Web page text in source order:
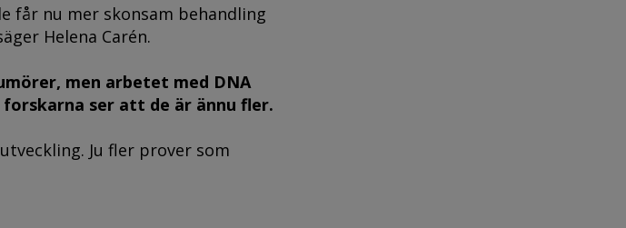
får nu mer skonsam behandling
Helena Carén.
men arbetet med DNA
ser att de är ännu fler.
Ju fler prover som